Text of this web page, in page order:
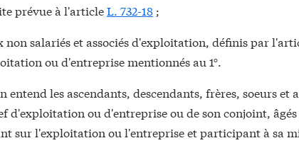
prévue à l'articleL. 732-18 ;
non salariés et associés d'exploitation, définis par
ou d'entreprise mentionnés au 1°.
entend les ascendants, descendants, frères, soeurs et
d'exploitation ou d'entreprise ou de son conjoint, âgés
sur l'exploitation ou l'entreprise et participant à sa